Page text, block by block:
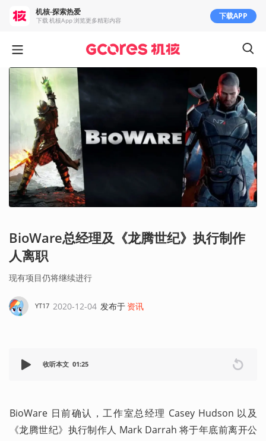
BioWare总经理及《龙腾世纪》执行制作
人离职
现有项目仍将继续进行
YT17 2020-12-04 发布于 资讯
收听本文 01:25
BioWare 日前确认，工作室总经理 Casey Hudson 以及
《龙腾世纪》执行制作人 Mark Darrah 将于年底前离开公
机核-探索热爱
下载 机核App 浏览更多精彩内容 下载APP